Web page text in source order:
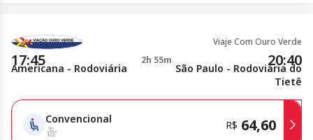
Viaje Com Ouro Verde
17:45 2h 55m 20:40
Americana - Rodoviária
São Paulo - Rodoviária do
Tietê
Convencional R$ 64,60